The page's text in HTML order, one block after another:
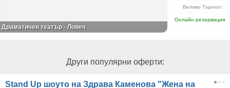
Велико Търново
Онлайн резервация
Драматичен театър - Ловеч
Други популярни оферти:
Stand Up шоуто на Здрава Каменова "Жена на